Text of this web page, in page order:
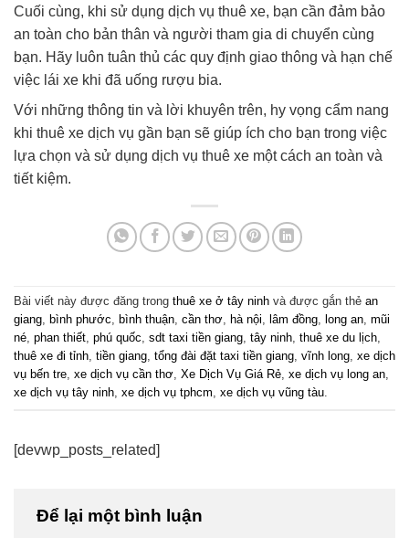
Cuối cùng, khi sử dụng dịch vụ thuê xe, bạn cần đảm bảo
an toàn cho bản thân và người tham gia di chuyển cùng
bạn. Hãy luôn tuân thủ các quy định giao thông và hạn chế
việc lái xe khi đã uống rượu bia.
Với những thông tin và lời khuyên trên, hy vọng cẩm nang
khi thuê xe dịch vụ gần bạn sẽ giúp ích cho bạn trong việc
lựa chọn và sử dụng dịch vụ thuê xe một cách an toàn và
tiết kiệm.
Bài viết này được đăng trong thuê xe ở tây ninh và được gắn thẻ an
giang, bình phước, bình thuận, cần thơ, hà nội, lâm đồng, long an, mũi
né, phan thiết, phú quốc, sdt taxi tiền giang, tây ninh, thuê xe du lịch,
thuê xe đi tỉnh, tiền giang, tổng đài đặt taxi tiền giang, vĩnh long, xe dịch
vụ bến tre, xe dịch vụ cần thơ, Xe Dịch Vụ Giá Rẻ, xe dịch vụ long an,
xe dịch vụ tây ninh, xe dịch vụ tphcm, xe dịch vụ vũng tàu.
[devwp_posts_related]
Để lại một bình luận